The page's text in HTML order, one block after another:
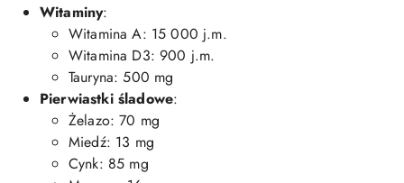
Witaminy:
Witamina A: 15 000 j.m.
Witamina D3: 900 j.m.
Tauryna: 500 mg
Pierwiastki śladowe:
Żelazo: 70 mg
Miedź: 13 mg
Cynk: 85 mg